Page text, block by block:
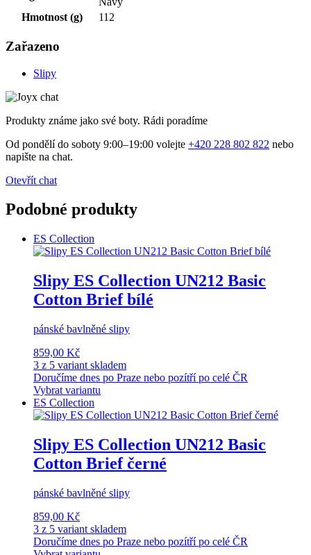
Hmotnost (g)
112
Zařazeno
Slipy
Produkty známe jako své boty. Rádi poradíme
Od pondělí do soboty 9:00–19:00 volejte +420 228 802 822 nebo
napište na chat.
Otevřít chat
Podobné produkty
ES Collection
Slipy ES Collection UN212 Basic
Cotton Brief bílé
pánské bavlněné slipy
859,00 Kč
3 z 5 variant skladem
Doručíme dnes po Praze nebo pozítří po celé ČR
Vybrat variantu
ES Collection
Slipy ES Collection UN212 Basic
Cotton Brief černé
pánské bavlněné slipy
859,00 Kč
3 z 5 variant skladem
Doručíme dnes po Praze nebo pozítří po celé ČR